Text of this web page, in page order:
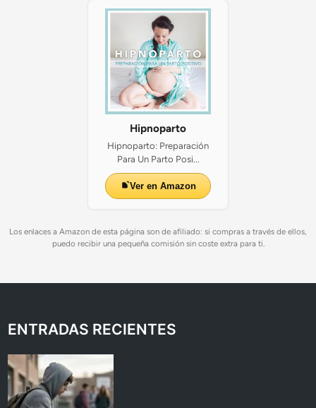
Hipnoparto
Hipnoparto: Preparación
Para Un Parto Posi...
Ver en Amazon
Los enlaces a Amazon de esta página son de afiliado: si compras a través de ellos,
puedo recibir una pequeña comisión sin coste extra para ti.
ENTRADAS RECIENTES